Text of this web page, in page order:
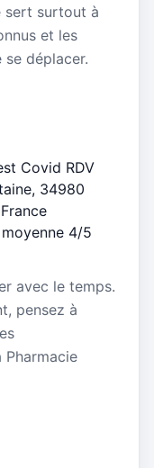
sert surtout à
et les
déplacer.
Covid RDV
34980
4/5
avec le temps.
pensez à
Pharmacie